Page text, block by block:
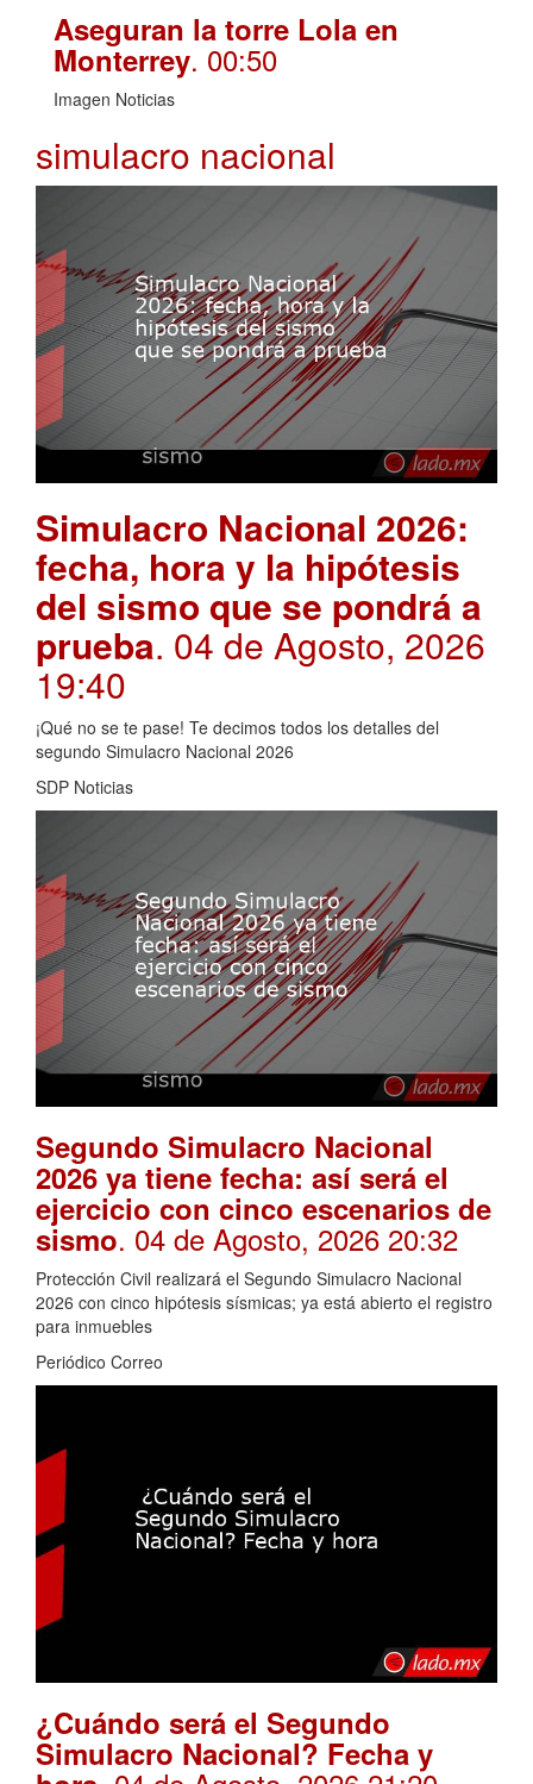
Aseguran la torre Lola en
Monterrey. 00:50
Imagen Noticias
simulacro nacional
Simulacro Nacional 2026:
fecha, hora y la hipótesis
del sismo que se pondrá a
prueba. 04 de Agosto, 2026
19:40
¡Qué no se te pase! Te decimos todos los detalles del
segundo Simulacro Nacional 2026
SDP Noticias
Segundo Simulacro Nacional
2026 ya tiene fecha: así será el
ejercicio con cinco escenarios de
sismo. 04 de Agosto, 2026 20:32
Protección Civil realizará el Segundo Simulacro Nacional
2026 con cinco hipótesis sísmicas; ya está abierto el registro
para inmuebles
Periódico Correo
¿Cuándo será el Segundo
Simulacro Nacional? Fecha y